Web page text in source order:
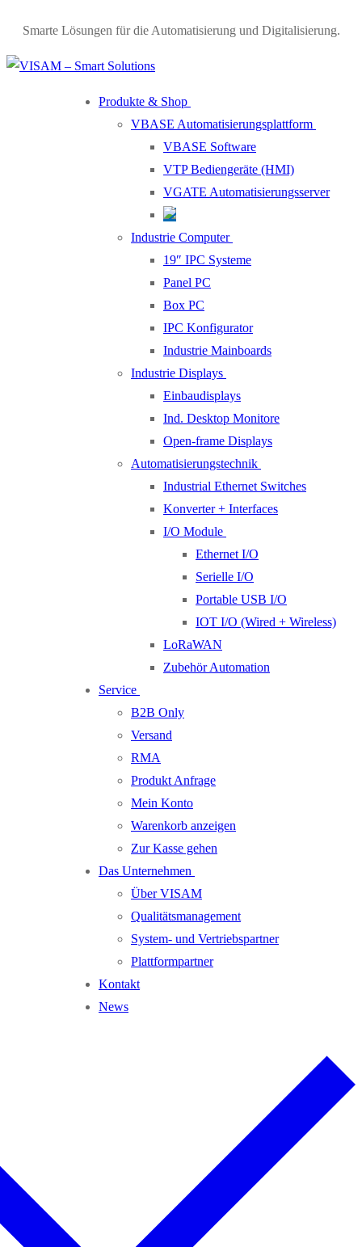
content
Smarte Lösungen für die Automatisierung und Digitalisierung.
Produkte & Shop
VBASE Automatisierungsplattform
VBASE Software
VTP Bediengeräte (HMI)
VGATE Automatisierungsserver
Industrie Computer
19″ IPC Systeme
Panel PC
Box PC
IPC Konfigurator
Industrie Mainboards
Industrie Displays
Einbaudisplays
Ind. Desktop Monitore
Open-frame Displays
Automatisierungstechnik
Industrial Ethernet Switches
Konverter + Interfaces
I/O Module
Ethernet I/O
Serielle I/O
Portable USB I/O
IOT I/O (Wired + Wireless)
LoRaWAN
Zubehör Automation
Service
B2B Only
Versand
RMA
Produkt Anfrage
Mein Konto
Warenkorb anzeigen
Zur Kasse gehen
Das Unternehmen
Über VISAM
Qualitätsmanagement
System- und Vertriebspartner
Plattformpartner
Kontakt
News